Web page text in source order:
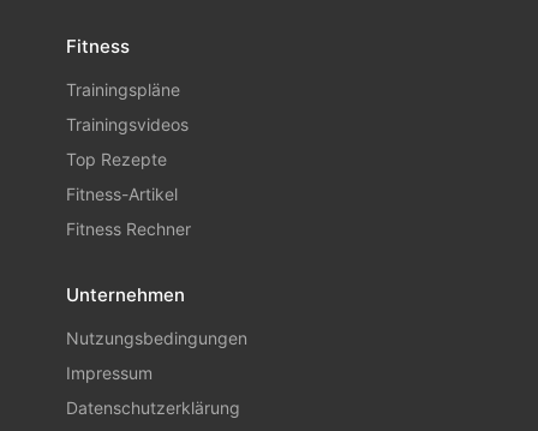
Fitness
Trainingspläne
Trainingsvideos
Top Rezepte
Fitness-Artikel
Fitness Rechner
Unternehmen
Nutzungsbedingungen
Impressum
Datenschutzerklärung